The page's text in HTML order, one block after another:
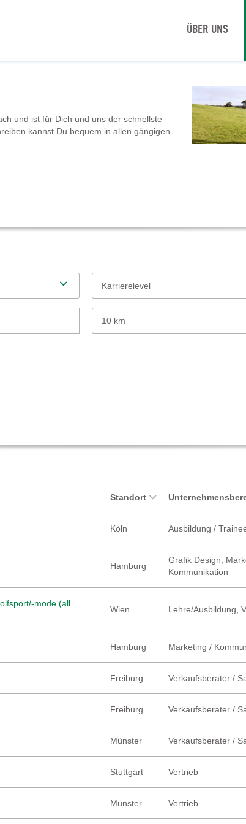
ÜBER UNS
und ist für Dich und uns der schnellste
kannst Du bequem in allen gängigen
Karrierelevel
10 km
Standort
Köln Ausbildung /
Hamburg
Grafik Design,
Kommunikation
mode (all
Wien Lehre/Ausbildung,
Hamburg Marketing /
Freiburg Verkaufsberater /
Freiburg Verkaufsberater /
Münster Verkaufsberater /
Stuttgart Vertrieb
Münster Vertrieb